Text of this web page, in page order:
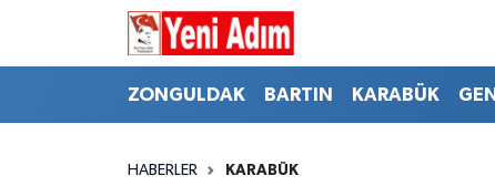
ZONGULDAK BARTIN KARABÜK
HABERLER KARABÜK
ZONGULDAK
ZONGULDAK
Zonguldak Hava Durumu